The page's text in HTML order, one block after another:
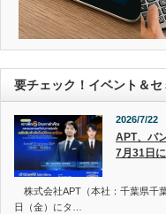
要チェック！イベント＆セ
2026/7/22
APT、バ
7月31日
株式会社APT（本社：千葉県千
日（金）にタ…